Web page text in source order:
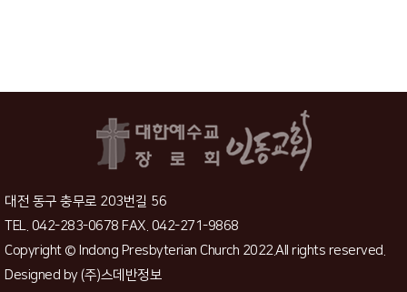
대전 동구 충무로 203번길 56
TEL. 042-283-0678 FAX. 042-271-9868
Copyright © Indong Presbyterian Church 2022.All rights reserved.
Designed by(주)스데반정보